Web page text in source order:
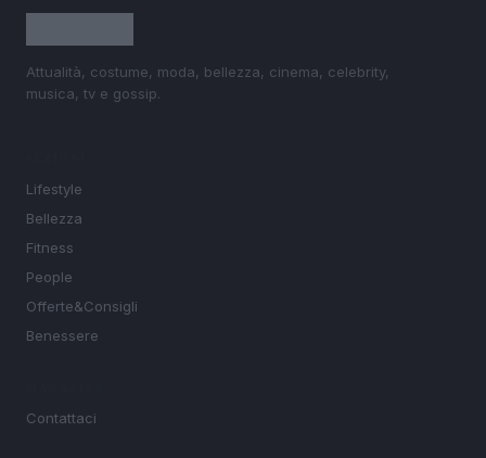
Attualità, costume, moda, bellezza, cinema, celebrity,
musica, tv e gossip.
Lifestyle
Bellezza
Fitness
People
Offerte&Consigli
Benessere
Contattaci